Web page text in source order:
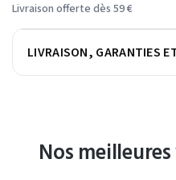
Livraison offerte dès 59 €
LIVRAISON, GARANTIES
Nos